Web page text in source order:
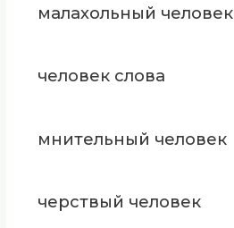
малахольный человек
человек слова
мнительный человек
черствый человек